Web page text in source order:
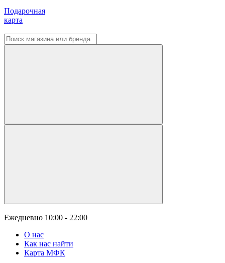
Подарочная
карта
Ежедневно 10:00 - 22:00
О нас
Как нас найти
Карта МФК